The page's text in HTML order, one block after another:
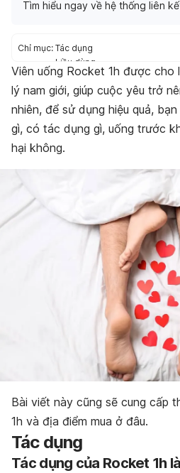
Tìm hiểu ngay về hệ thống liên
Chỉ mục: Tác dụng
Liều dùng
Cách dùng
Tác dụng phụ
Thận trọng/Cảnh báo
Bảo quản
Giá bán
Viên uống Rocket 1h được cho
lý nam giới, giúp cuộc yêu trở
nhiên, để sử dụng hiệu quả,
gì, có tác dụng gì, uống trước
hại không.
Bài viết này cũng sẽ cung cấp
1h và địa điểm mua ở đâu.
Tác dụng
Tác dụng của Rocket 1h